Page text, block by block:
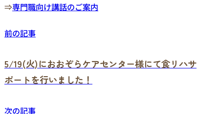
⇒専門職向け講話のご案内
前の記事
5/19(火)におおぞらケアセンター様にて食リハサ
ポートを行いました！
次の記事